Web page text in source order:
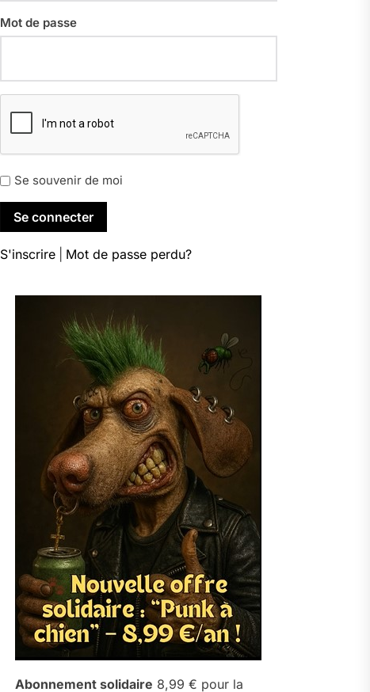
Mot de passe
Se souvenir de moi
S'inscrire Mot de passe perdu?
Abonnement solidaire 8,99 € pour la